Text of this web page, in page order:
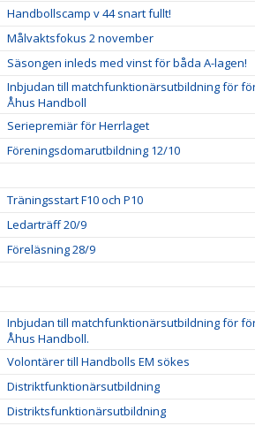
Handbollscamp v 44 snart fullt!
Målvaktsfokus 2 november
Säsongen inleds med vinst för båda A-lagen!
Inbjudan till matchfunktionärsutbildning för
Åhus Handboll
Seriepremiär för Herrlaget
Föreningsdomarutbildning 12/10
Träningsstart F10 och P10
Ledarträff 20/9
Föreläsning 28/9
Inbjudan till matchfunktionärsutbildning för
Åhus Handboll.
Volontärer till Handbolls EM sökes
Distriktfunktionärsutbildning
Distriktsfunktionärsutbildning